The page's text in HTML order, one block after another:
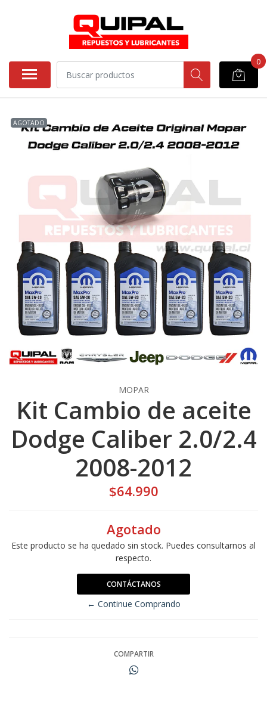
0
AGOTADO
MOPAR
Kit Cambio de aceite
Dodge Caliber 2.0/2.4
2008-2012
$64.990
Agotado
Este producto se ha quedado sin stock. Puedes consultarnos al
respecto.
CONTÁCTANOS
← Continue Comprando
COMPARTIR